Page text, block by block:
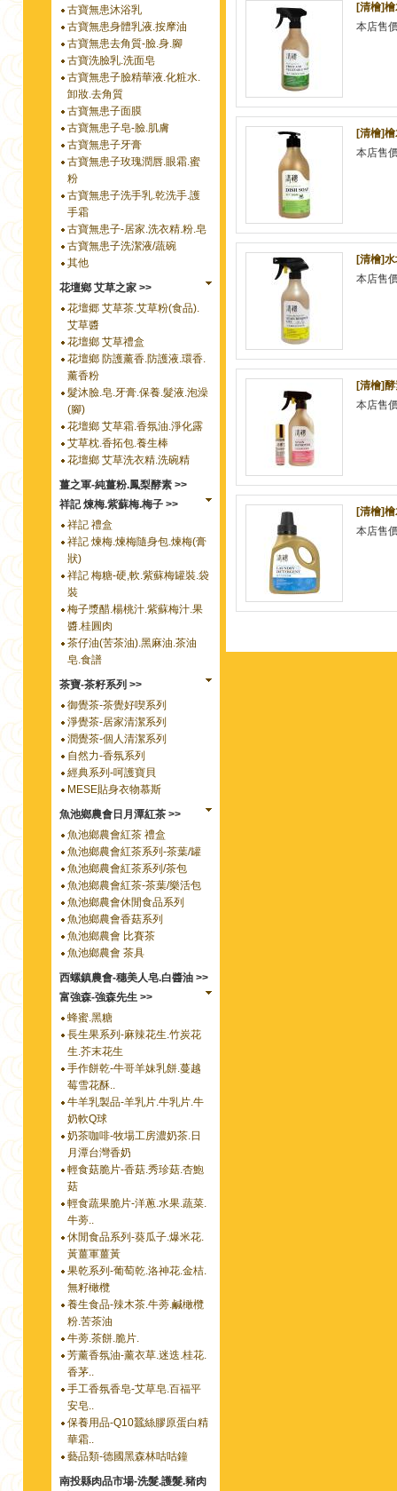
古寶無患沐浴乳
古寶無患身體乳液.按摩油
古寶無患去角質-臉.身.腳
古寶洗臉乳.洗面皂
古寶無患子臉精華液.化粧水.
卸妝.去角質
古寶無患子面膜
古寶無患子皂-臉.肌膚
古寶無患子牙膏
古寶無患子玫瑰潤唇.眼霜.蜜
粉
古寶無患子洗手乳.乾洗手.護
手霜
古寶無患子-居家.洗衣精.粉.皂
古寶無患子洗潔液/蔬碗
其他
花壇鄉 艾草之家 >>
花壇郷 艾草茶.艾草粉(食品).
艾草醬
花壇鄉 艾草禮盒
花壇鄉 防護薰香.防護液.環香.
薰香粉
髮沐臉.皂.牙膏.保養.髮液.泡澡
(腳)
花壇鄉 艾草霜.香氛油.淨化露
艾草枕.香拓包.養生棒
花壇鄉 艾草洗衣精.洗碗精
薑之軍-純薑粉.鳳梨酵素 >>
祥記 煉梅.紫蘇梅.梅子 >>
祥記 禮盒
祥記 煉梅.煉梅隨身包.煉梅(膏
狀)
祥記 梅糖-硬,軟.紫蘇梅罐裝.袋
裝
梅子漿醋.楊桃汁.紫蘇梅汁.果
醬.桂圓肉
茶仔油(苦茶油).黑麻油.茶油
皂.食譜
茶寶-茶籽系列 >>
御覺茶-茶覺好喫系列
淨覺茶-居家清潔系列
潤覺茶-個人清潔系列
自然力-香氛系列
經典系列-呵護寶貝
MESE貼身衣物慕斯
魚池鄉農會日月潭紅茶 >>
魚池鄉農會紅茶 禮盒
魚池鄉農會紅茶系列-茶葉/罐
魚池鄉農會紅茶系列/茶包
魚池鄉農會紅茶-茶葉/樂活包
魚池鄉農會休閒食品系列
魚池鄉農會香菇系列
魚池鄉農會 比賽茶
魚池鄉農會 茶具
西螺鎮農會-穗美人皂.白醬油 >>
富強森-強森先生 >>
蜂蜜.黑糖
長生果系列-麻辣花生.竹炭花
生.芥末花生
手作餅乾-牛哥羊妹乳餅.蔓越
莓雪花酥..
牛羊乳製品-羊乳片.牛乳片.牛
奶軟Q球
奶茶咖啡-牧場工房濃奶茶.日
月潭台灣香奶
輕食菇脆片-香菇.秀珍菇.杏鮑
菇
輕食蔬果脆片-洋蔥.水果.蔬菜.
牛蒡..
休閒食品系列-葵瓜子.爆米花.
黃薑軍薑黃
果乾系列-葡萄乾.洛神花.金桔.
無籽橄欖
養生食品-辣木茶.牛蒡.鹹橄欖
粉.苦茶油
牛蒡.茶餅.脆片.
芳薰香氛油-薰衣草.迷迭.桂花.
香茅..
手工香氛香皂-艾草皂.百福平
安皂..
保養用品-Q10蠶絲膠原蛋白精
華霜..
藝品類-德國黑森林咕咕鐘
南投縣肉品市場-洗髮.護髮.豬肉
[清檜]
本店售
[清檜]
本店售
[清檜]
本店售
[清檜]
本店售
[清檜]
本店售